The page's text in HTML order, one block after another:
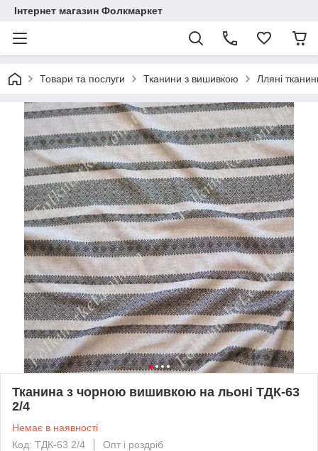
Інтернет магазин Фолкмаркет
Товари та послуги Тканини з вишивкою Лляні
Тканина з чорною вишивкою на льоні ТДК-63
2/4
Немає в наявності
Код: ТДК-63 2/4
Опт і роздріб